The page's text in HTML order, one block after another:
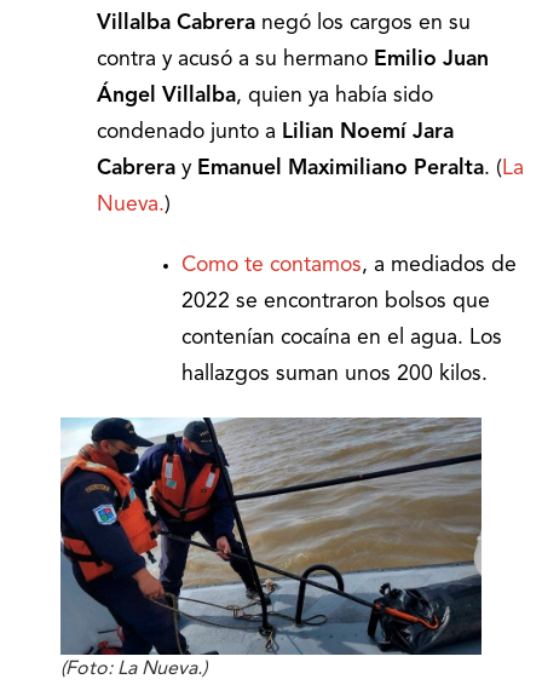
Villalba Cabrera negó los cargos en su
contra y acusó a su hermano Emilio Juan
Ángel Villalba, quien ya había sido
condenado junto a Lilian Noemí Jara
Cabrera y Emanuel Maximiliano Peralta. ( La
Nueva.)
Como te contamos, a mediados de
2022 se encontraron bolsos que
contenían cocaína en el agua. Los
hallazgos suman unos 200 kilos.
(Foto: La Nueva.)